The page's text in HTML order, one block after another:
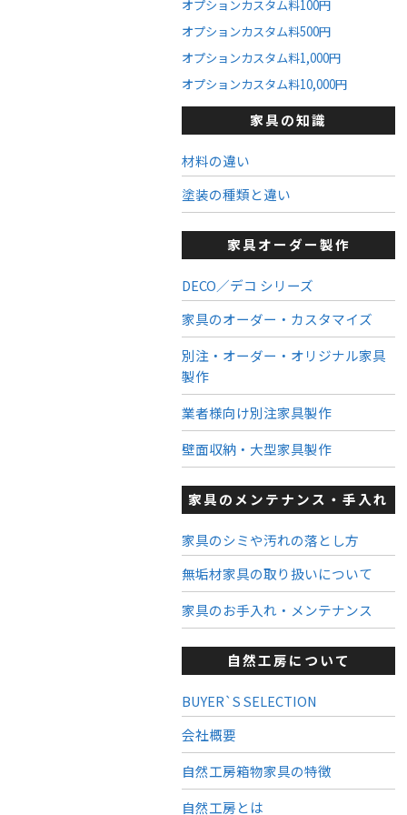
オプションカスタム料100円
オプションカスタム料500円
オプションカスタム料1,000円
オプションカスタム料10,000円
家具の知識
材料の違い
塗装の種類と違い
家具オーダー製作
DECO／デコ シリーズ
家具のオーダー・カスタマイズ
別注・オーダー・オリジナル家具
製作
業者様向け別注家具製作
壁面収納・大型家具製作
家具のメンテナンス・手入れ
家具のシミや汚れの落とし方
無垢材家具の取り扱いについて
家具のお手入れ・メンテナンス
自然工房について
BUYER`S SELECTION
会社概要
自然工房箱物家具の特徴
自然工房とは